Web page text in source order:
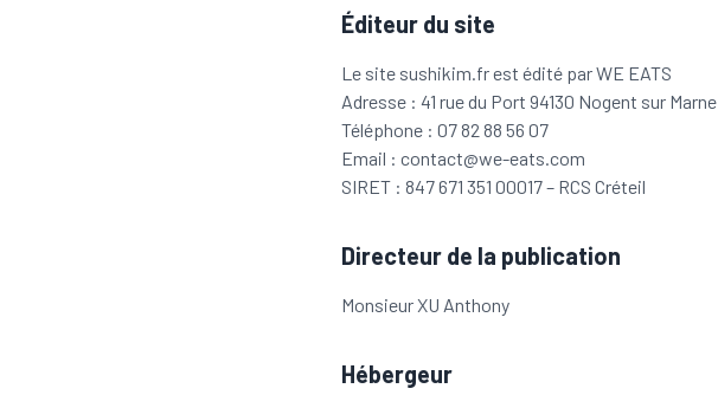
Éditeur du site
Le site sushikim.frest édité par WE EATS
Adresse : 41 rue du Port 94130 Nogent sur Marne
Téléphone : 07 82 88 56 07
Email : contact@we-eats.com
SIRET : 847 671 351 00017 – RCS Créteil
Directeur de la publication
Monsieur XU Anthony
Hébergeur